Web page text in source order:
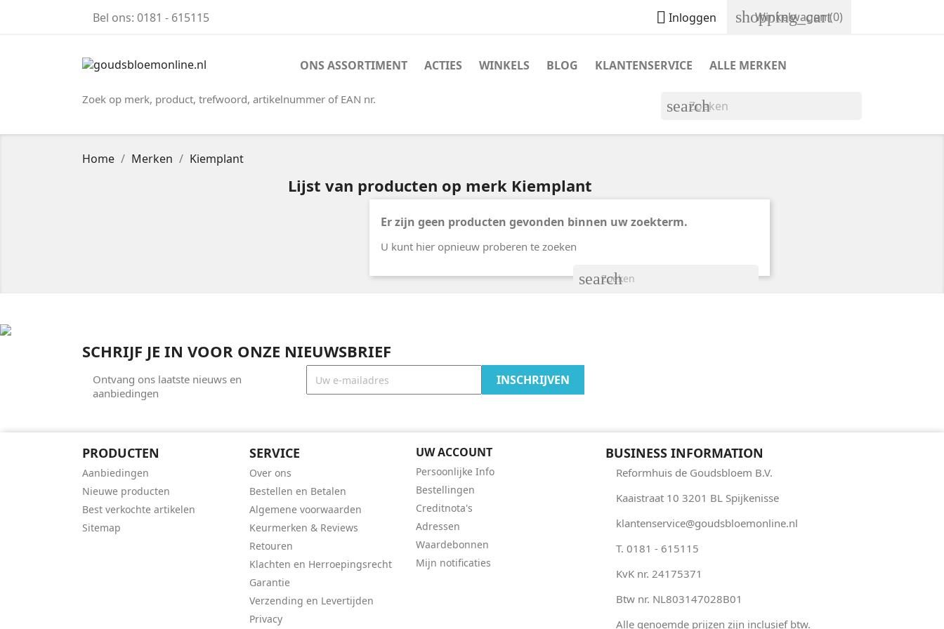
Bel ons: 0181 - 615115  Inloggen shopping_cart
Winkelwagen(0)
ONS ASSORTIMENT ACTIES WINKELS BLOG KLANTENSERVICE ALLE MERKEN
Zoek op merk, product, trefwoord, artikelnummer of EAN nr. search
Home Merken Kiemplant
Lijst van producten op merk Kiemplant
Er zijn geen producten gevonden binnen uw zoekterm.
U kunt hier opnieuw proberen te zoeken
search
SCHRIJF JE IN VOOR ONZE NIEUWSBRIEF
Ontvang ons laatste nieuws en
aanbiedingen
PRODUCTEN
Aanbiedingen
Nieuwe producten
Best verkochte artikelen
Sitemap
SERVICE
Over ons
Bestellen en Betalen
Algemene voorwaarden
Keurmerken & Reviews
Retouren
Klachten en Herroepingsrecht
Garantie
Verzending en Levertijden
Privacy
UW ACCOUNT
Persoonlijke Info
Bestellingen
Creditnota's
Adressen
Waardebonnen
Mijn notificaties
BUSINESS INFORMATION
Reformhuis de Goudsbloem B.V.
Kaaistraat 10 3201 BL Spijkenisse
klantenservice@goudsbloemonline.nl
T. 0181 - 615115
KvK nr. 24175371
Btw nr. NL803147028B01
Alle genoemde prijzen zijn inclusief btw.